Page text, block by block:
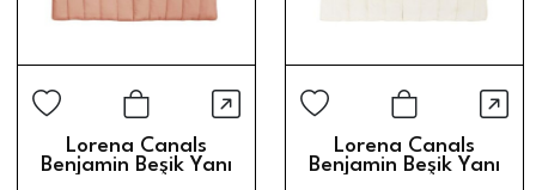
Sepete Ekle
Hızlı Görünüm
Lorena Canals
Benjamin Beşik Yanı
Sepete
Lorena Canals
Benjamin Beşik Yanı